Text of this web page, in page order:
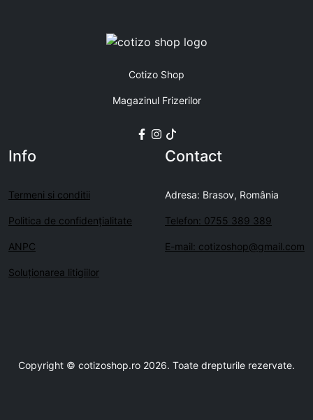
Cotizo Shop
Magazinul Frizerilor
Info
Termeni si conditii
Politica de confidenţialitate
ANPC
Soluționarea litigiilor
Contact
Adresa: Brasov, România
Telefon: 0755 389 389
E-mail: cotizoshop@gmail.com
Copyright © cotizoshop.ro 2026. Toate drepturile rezervate.